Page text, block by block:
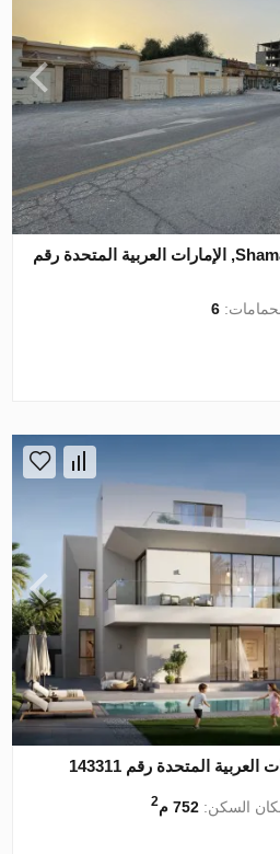
استوديو فيلا في Shamal Julphar, الإمارات العربية المتحدة رقم
6
المتحدة رقم 143311
السكن:752 م 2